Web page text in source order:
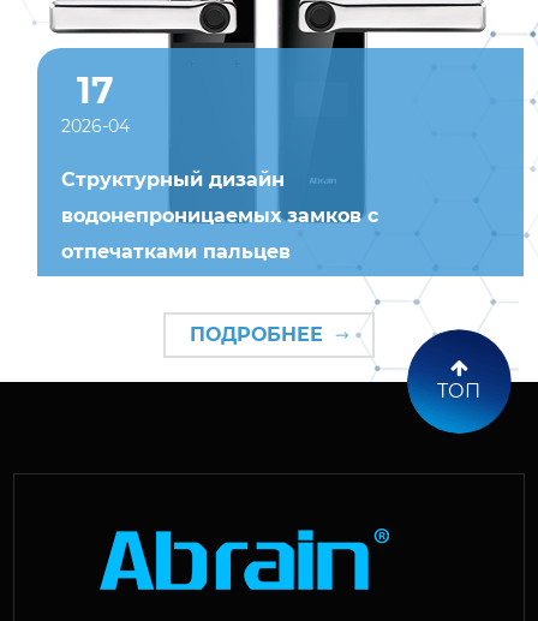
17
2026-04
Структурный дизайн
водонепроницаемых замков с
отпечатками пальцев
ПОДРОБНЕЕ
ТОП